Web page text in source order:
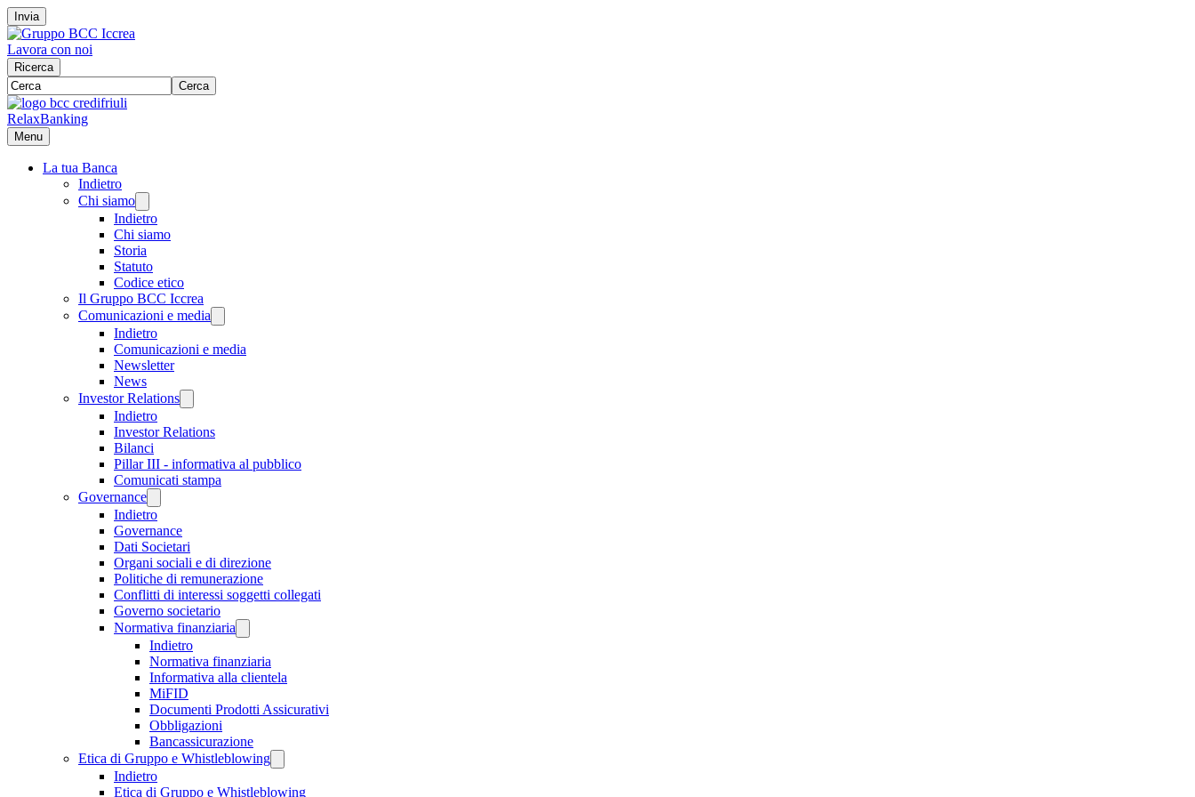
Invia
Lavora con noi
Ricerca
Cerca
RelaxBanking
Menu
La tua Banca
Indietro
Chi siamo
Indietro
Chi siamo
Storia
Statuto
Codice etico
Il Gruppo BCC Iccrea
Comunicazioni e media
Indietro
Comunicazioni e media
Newsletter
News
Investor Relations
Indietro
Investor Relations
Bilanci
Pillar III - informativa al pubblico
Comunicati stampa
Governance
Indietro
Governance
Dati Societari
Organi sociali e di direzione
Politiche di remunerazione
Conflitti di interessi soggetti collegati
Governo societario
Normativa finanziaria
Indietro
Normativa finanziaria
Informativa alla clientela
MiFID
Documenti Prodotti Assicurativi
Obbligazioni
Bancassicurazione
Etica di Gruppo e Whistleblowing
Indietro
Etica di Gruppo e Whistleblowing